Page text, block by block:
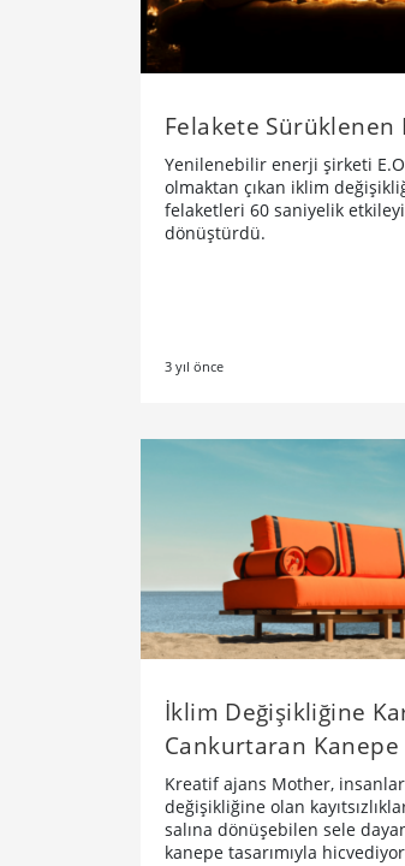
Felakete Sürüklenen
Yenilenebilir enerji şirketi
olmaktan çıkan iklim
felaketleri 60 saniyelik
dönüştürdü.
3 yıl önce
İklim Değişikliğine
Cankurtaran Kanepe
Kreatif ajans Mother,
değişikliğine olan
salına dönüşebilen sele
kanepe tasarımıyla